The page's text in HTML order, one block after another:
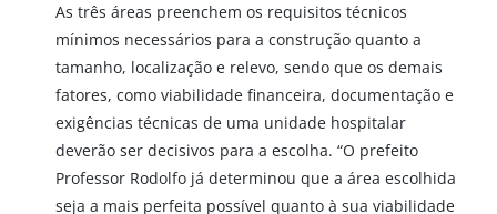
As três áreas preenchem os requisitos técnicos
mínimos necessários para a construção quanto a
tamanho, localização e relevo, sendo que os demais
fatores, como viabilidade financeira, documentação e
exigências técnicas de uma unidade hospitalar
deverão ser decisivos para a escolha. “O prefeito
Professor Rodolfo já determinou que a área escolhida
seja a mais perfeita possível quanto à sua viabilidade